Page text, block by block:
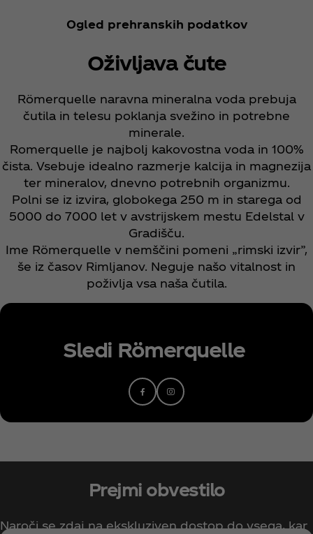
Ogled prehranskih podatkov
Oživljava čute
Römerquelle naravna mineralna voda prebuja
čutila in telesu poklanja svežino in potrebne
minerale.
Romerquelle je najbolj kakovostna voda in 100%
čista. Vsebuje idealno razmerje kalcija in magnezija
ter mineralov, dnevno potrebnih organizmu.
Polni se iz izvira, globokega 250 m in starega od
5000 do 7000 let v avstrijskem mestu Edelstal v
Gradišču.
Ime Römerquelle v nemščini pomeni „rimski izvir”,
še iz časov Rimljanov. Neguje našo vitalnost in
poživlja vsa naša čutila.
Sledi Römerquelle
Prejmi obvestilo
Naroči se zdaj na ekskluziven dostop do vsega, kar